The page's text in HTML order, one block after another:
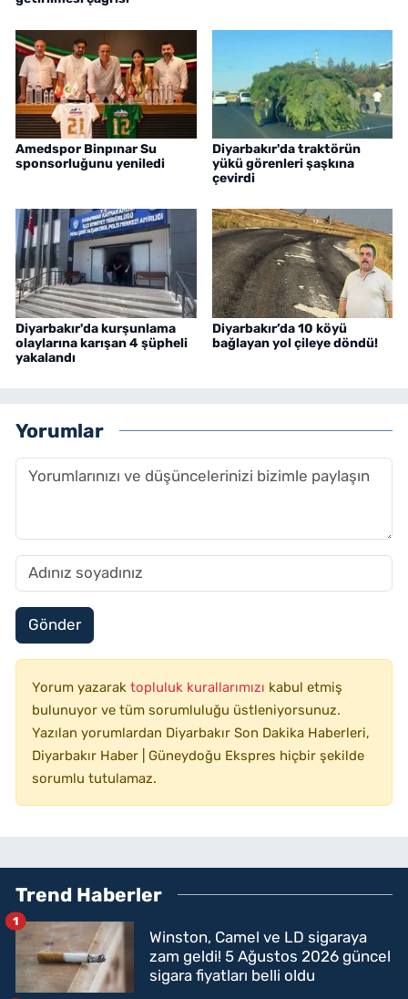
Amedspor Binpınar Su
sponsorluğunu yeniledi
Diyarbakır'da traktörün
yükü görenleri şaşkına
çevirdi
Diyarbakır'da kurşunlama
olaylarına karışan 4 şüpheli
yakalandı
Diyarbakır’da 10 köyü
bağlayan yol çileye döndü!
Yorumlar
Gönder
Yorum yazarak topluluk kurallarımızı kabul etmiş
bulunuyor ve tüm sorumluluğu üstleniyorsunuz.
Yazılan yorumlardan Diyarbakır Son Dakika Haberleri,
Diyarbakır Haber | Güneydoğu Ekspres hiçbir şekilde
sorumlu tutulamaz.
Trend Haberler
Winston, Camel ve LD sigaraya
zam geldi! 5 Ağustos 2026 güncel
sigara fiyatları belli oldu
1